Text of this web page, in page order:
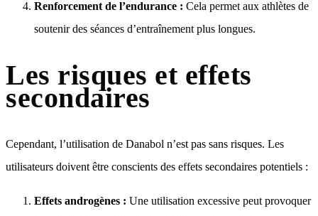
Renforcement de l’endurance : Cela permet aux athlètes de
soutenir des séances d’entraînement plus longues.
Les risques et effets
secondaires
Cependant, l’utilisation de Danabol n’est pas sans risques. Les
utilisateurs doivent être conscients des effets secondaires potentiels :
Effets androgènes : Une utilisation excessive peut provoquer